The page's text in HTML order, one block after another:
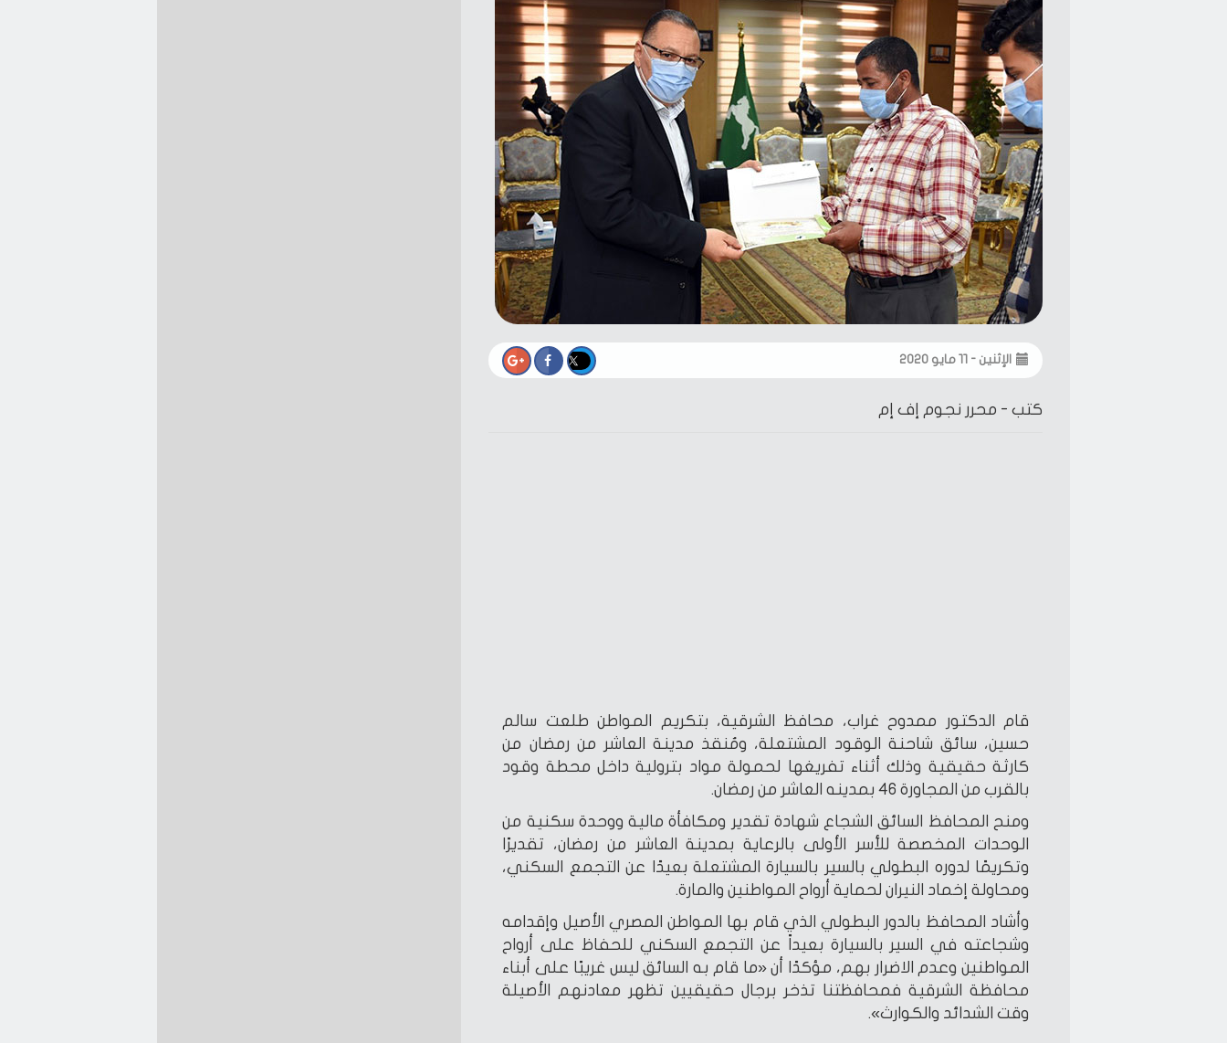
الإثنين - ١١ مايو ٢٠٢٠
كتب - محرر نجوم إف إم
قام الدكتور ممدوح غراب، محافظ الشرقية، بتكريم المواطن طلعت سالم
حسين، سائق شاحنة الوقود المشتعلة، ومُنقذ مدينة العاشر من رمضان من
كارثة حقيقية وذلك أثناء تفريغها لحمولة مواد بترولية داخل محطة وقود
بالقرب من المجاورة 46 بمدينه العاشر من رمضان.
ومنح المحافظ السائق الشجاع شهادة تقدير ومكافأة مالية ووحدة سكنية من
الوحدات المخصصة للأسر الأولى بالرعاية بمدينة العاشر من رمضان، تقديرًا
وتكريمًا لدوره البطولي بالسير بالسيارة المشتعلة بعيدًا عن التجمع السكني،
ومحاولة إخماد النيران لحماية أرواح المواطنين والمارة.
وأشاد المحافظ بالدور البطولي الذي قام بها المواطن المصري الأصيل وإقدامه
وشجاعته في السير بالسيارة بعيداً عن التجمع السكني للحفاظ على أرواح
المواطنين وعدم الاضرار بهم، مؤكدًا أن «ما قام به السائق ليس غريبًا على أبناء
محافظة الشرقية فمحافظتنا تذخر برجال حقيقيين تظهر معادنهم الأصيلة
وقت الشدائد والكوارث».